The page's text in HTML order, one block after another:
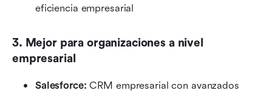
eficiencia empresarial
3. Mejor para organizaciones a nivel
empresarial
Salesforce: CRM empresarial con avanzados